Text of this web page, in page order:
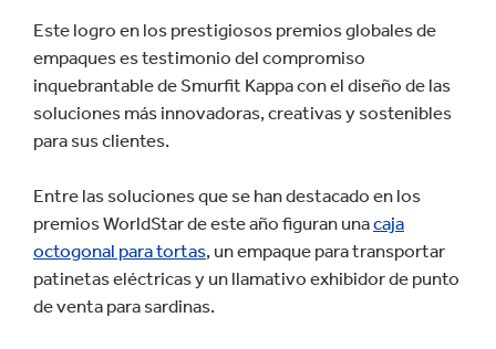
Este logro en los prestigiosos premios globales de
empaques es testimonio del compromiso
inquebrantable de Smurfit Kappa con el diseño de las
soluciones más innovadoras, creativas y sostenibles
para sus clientes.
Entre las soluciones que se han destacado en los
premios WorldStar de este año figuran unacaja
octogonal para tortas, un empaque para transportar
patinetas eléctricas y un llamativo exhibidor de punto
de venta para sardinas.